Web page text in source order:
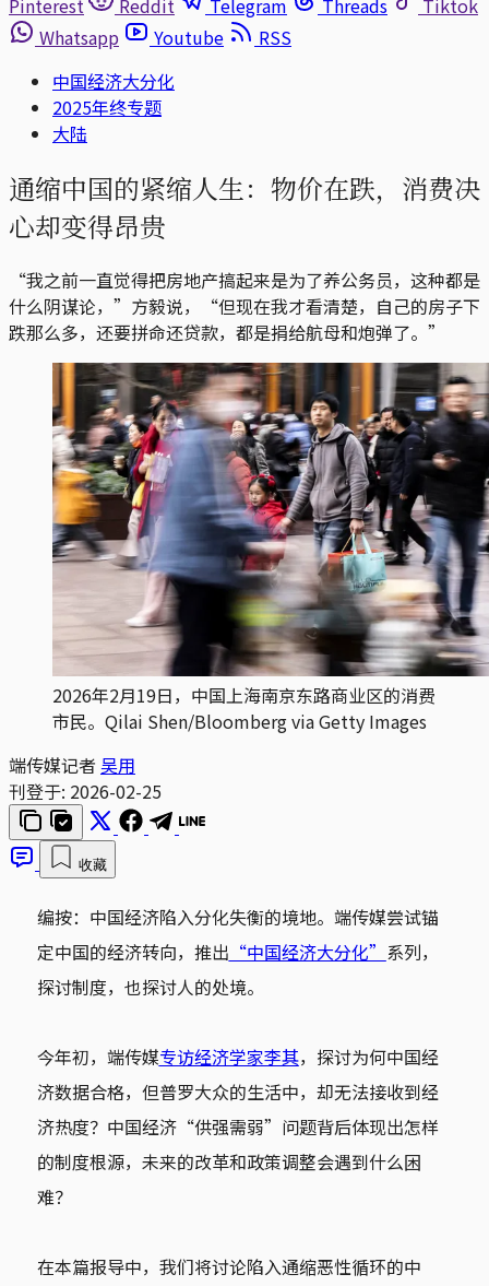
Pinterest
Reddit Telegram Threads
Tiktok
Whatsapp
Youtube
RSS
中国经济大分化
2025年终专题
大陆
通缩中国的紧缩人生：物价在跌，消费决
心却变得昂贵
“我之前一直觉得把房地产搞起来是为了养公务员，这种都是
什么阴谋论，”方毅说，“但现在我才看清楚，自己的房子下
跌那么多，还要拼命还贷款，都是捐给航母和炮弹了。”
2026年2月19日，中国上海南京东路商业区的消费
市民。Qilai Shen/Bloomberg via Getty Images
端传媒记者 吴用
刊登于: 2026-02-25
收藏
编按：中国经济陷入分化失衡的境地。端传媒尝试锚
定中国的经济转向，推出 “中国经济大分化” 系列，
探讨制度，也探讨人的处境。
今年初，端传媒专访经济学家李其，探讨为何中国经
济数据合格，但普罗大众的生活中，却无法接收到经
济热度？中国经济“供强需弱”问题背后体现出怎样
的制度根源，未来的改革和政策调整会遇到什么困
难？
在本篇报导中，我们将讨论陷入通缩恶性循环的中